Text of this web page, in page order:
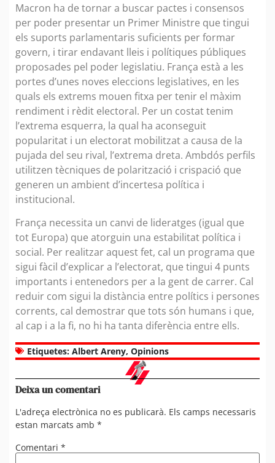
Macron ha de tornar a buscar pactes i consensos
per poder presentar un Primer Ministre que tingui
els suports parlamentaris suficients per formar
govern, i tirar endavant lleis i polítiques públiques
proposades pel poder legislatiu. França està a les
portes d’unes noves eleccions legislatives, en les
quals els extrems mouen fitxa per tenir el màxim
rendiment i rèdit electoral. Per un costat tenim
l’extrema esquerra, la qual ha aconseguit
popularitat i un electorat mobilitzat a causa de la
pujada del seu rival, l’extrema dreta. Ambdós perfils
utilitzen tècniques de polarització i crispació que
generen un ambient d’incertesa política i
institucional.
França necessita un canvi de lideratges (igual que
tot Europa) que atorguin una estabilitat política i
social. Per realitzar aquest fet, cal un programa que
sigui fàcil d’explicar a l’electorat, que tingui 4 punts
importants i entenedors per a la gent de carrer. Cal
reduir com sigui la distància entre polítics i persones
corrents, cal demostrar que tots són humans i que,
al cap i a la fi, no hi ha tanta diferència entre ells.
Etiquetes: Albert Areny, Opinions
Deixa un comentari
L'adreça electrònica no es publicarà. Els camps necessaris
estan marcats amb *
Comentari *